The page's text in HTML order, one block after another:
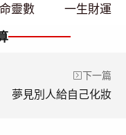
靈數 一生財運
下一篇
夢見別人給自己化妝